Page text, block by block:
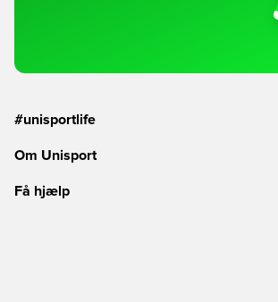
#unisportlife
Om Unisport
Få hjælp